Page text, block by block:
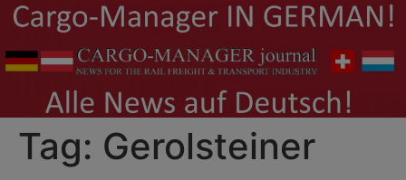
Tag: Gerolsteiner